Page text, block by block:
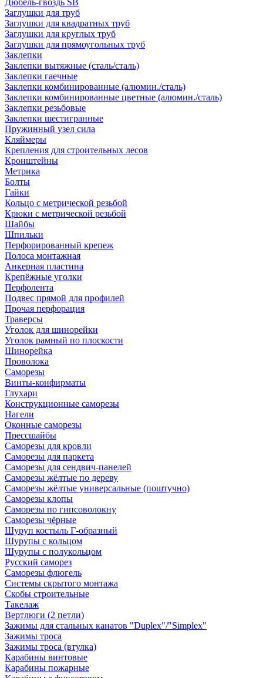
Дюбель-гвоздь SB
Заглушки для труб
Заглушки для квадратных труб
Заглушки для круглых труб
Заглушки для прямоугольных труб
Заклепки
Заклепки вытяжные (сталь/сталь)
Заклепки гаечные
Заклепки комбинированные (алюмин./сталь)
Заклепки комбинированные цветные (алюмин./сталь)
Заклепки резьбовые
Заклепки шестигранные
Пружинный узел сила
Кляймеры
Крепления для строительных лесов
Кронштейны
Метрика
Болты
Гайки
Кольцо с метрической резьбой
Крюки с метрической резьбой
Шайбы
Шпильки
Перфорированный крепеж
Полоса монтажная
Анкерная пластина
Крепёжные уголки
Перфолента
Подвес прямой для профилей
Прочая перфорация
Траверсы
Уголок для шинорейки
Уголок рамный по плоскости
Шинорейка
Проволока
Саморезы
Винты-конфирматы
Глухари
Конструкционные саморезы
Нагели
Оконные саморезы
Прессшайбы
Саморезы для кровли
Саморезы для паркета
Саморезы для сендвич-панелей
Саморезы жёлтые по дереву
Саморезы жёлтые универсальные (поштучно)
Саморезы клопы
Саморезы по гипсоволокну
Саморезы чёрные
Шуруп костыль Г-образный
Шурупы с кольцом
Шурупы с полукольцом
Русский саморез
Саморезы флюгель
Системы скрытого монтажа
Скобы строительные
Такелаж
Вертлюги (2 петли)
Зажимы для стальных канатов "Duplex"/"Simplex"
Зажимы троса
Зажимы троса (втулка)
Карабины винтовые
Карабины пожарные